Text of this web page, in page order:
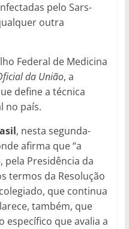
pelo Sars-
outra
Federal de Medicina
da União, a
define a técnica
no país.
, nesta segunda-
afirma que “a
pela Presidência da
termos da Resolução
que continua
também, que
que avalia a